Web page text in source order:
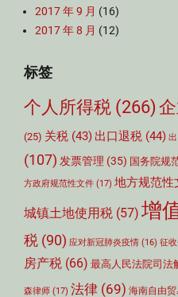
2017 年 9 月 (16)
2017 年 8 月 (12)
标签
个人所得税 (266)
(25) 关税 (43) 出口退税 (44)
(107) 发票管理 (35) 国务院规
方政府规范性文件 (17) 地方规范性
城镇土地使用税 (57) 增
税 (90) 应对新冠肺炎疫情 (16) 征
房产税 (66) 最高人民法院司法
森律师 (17) 法律 (69) 海南自由